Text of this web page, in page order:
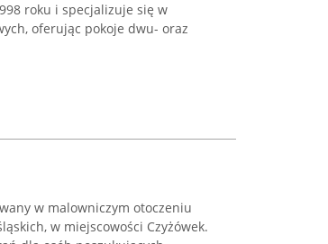
roku i specjalizuje się w
oferując pokoje dwu- oraz
w malowniczym otoczeniu
w miejscowości Czyżówek.